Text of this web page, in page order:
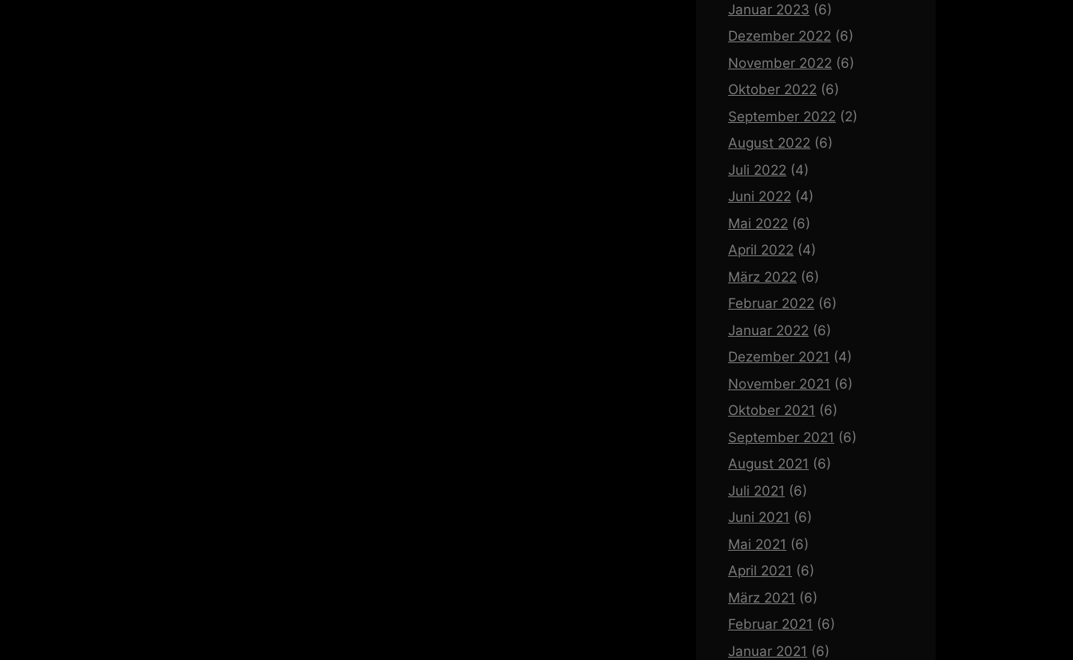
Januar 2023 (6)
Dezember 2022 (6)
November 2022 (6)
Oktober 2022 (6)
September 2022 (2)
August 2022 (6)
Juli 2022 (4)
Juni 2022 (4)
Mai 2022 (6)
April 2022 (4)
März 2022 (6)
Februar 2022 (6)
Januar 2022 (6)
Dezember 2021 (4)
November 2021 (6)
Oktober 2021 (6)
September 2021 (6)
August 2021 (6)
Juli 2021 (6)
Juni 2021 (6)
Mai 2021 (6)
April 2021 (6)
März 2021 (6)
Februar 2021 (6)
Januar 2021 (6)